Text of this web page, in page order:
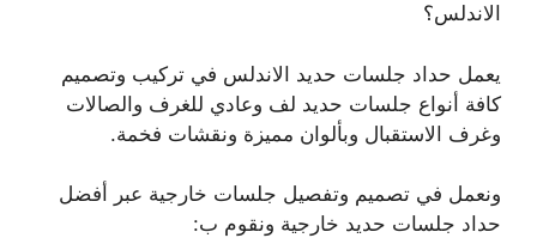
الاندلس؟
يعمل حداد جلسات حديد الاندلس في تركيب وتصميم
كافة أنواع جلسات حديد لف وعادي للغرف والصالات
وغرف الاستقبال وبألوان مميزة ونقشات فخمة.
ونعمل في تصميم وتفصيل جلسات خارجية عبر أفضل
حداد جلسات حديد خارجية ونقوم ب: